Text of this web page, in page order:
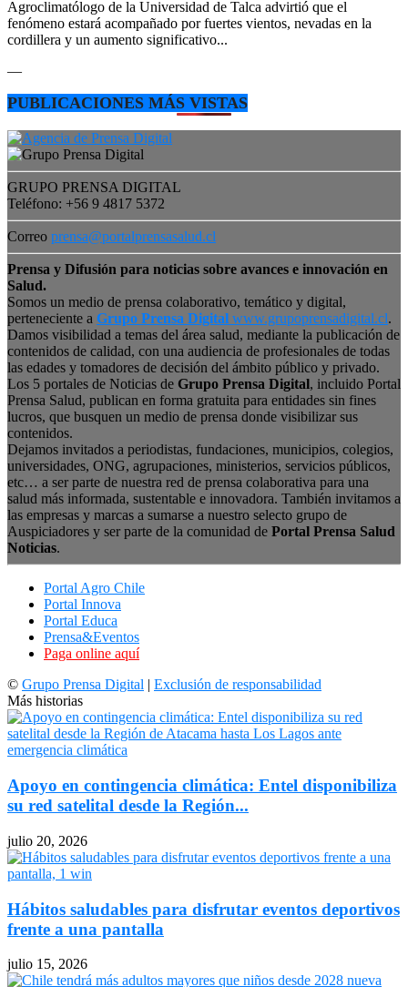
Agroclimatólogo de la Universidad de Talca advirtió que el
fenómeno estará acompañado por fuertes vientos, nevadas en la
cordillera y un aumento significativo...
—
PUBLICACIONES MÁS VISTAS
GRUPO PRENSA DIGITAL
Teléfono: +56 9 4817 5372
Correo prensa@portalprensasalud.cl
Prensa y Difusión para noticias sobre avances e innovación en
Salud.
Somos un medio de prensa colaborativo, temático y digital,
perteneciente a Grupo Prensa Digital www.grupoprensadigital.cl.
Damos visibilidad a temas del área salud, mediante la publicación de
contenidos de calidad, con una audiencia de profesionales de todas
las edades y tomadores de decisión del ámbito público y privado.
Los 5 portales de Noticias de Grupo Prensa Digital, incluido Portal
Prensa Salud, publican en forma gratuita para entidades sin fines
lucros, que busquen un medio de prensa donde visibilizar sus
contenidos.
Dejamos invitados a periodistas, fundaciones, municipios, colegios,
universidades, ONG, agrupaciones, ministerios, servicios públicos,
etc… a ser parte de nuestra red de prensa colaborativa para una
salud más informada, sustentable e innovadora. También invitamos a
las empresas y marcas a sumarse a nuestro selecto grupo de
Auspiciadores y ser parte de la comunidad de Portal Prensa Salud
Noticias.
Portal Agro Chile
Portal Innova
Portal Educa
Prensa&Eventos
Paga online aquí
© Grupo Prensa Digital | Exclusión de responsabilidad
Más historias
Apoyo en contingencia climática: Entel disponibiliza
su red satelital desde la Región...
julio 20, 2026
Hábitos saludables para disfrutar eventos deportivos
frente a una pantalla
julio 15, 2026